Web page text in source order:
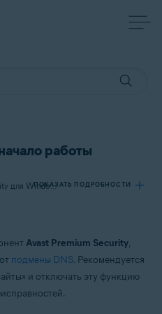
работы
Применяется к Avast Premium Security для Windows
ПОКАЗАТЬ ПОДРОБНОСТИ
Avast Premium Security,
подмены DNS. Рекомендуется
и отключать эту функцию